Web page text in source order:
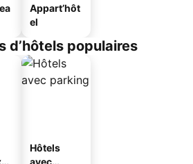
Appart’hôt
el
d’hôtels populaires
Hôtels